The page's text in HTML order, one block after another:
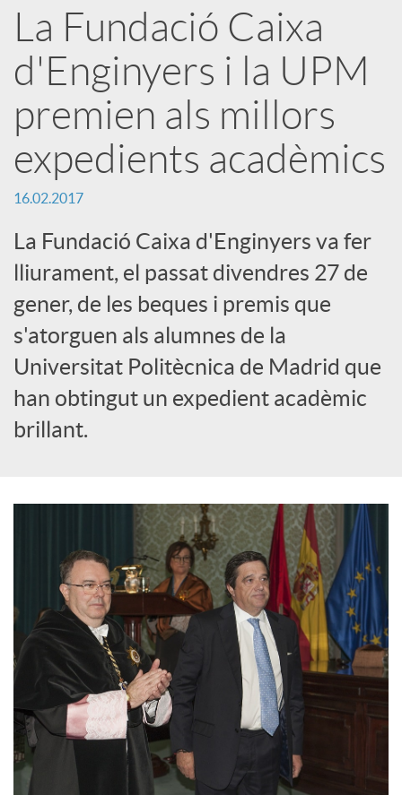
X
a
r
x
e
s
S
o
c
a
l
s
La Fundació Caixa
d'Enginyers i la UPM
premien als millors
expedients acadèmics
16.02.2017
La Fundació Caixa d'Enginyers va fer
lliurament, el passat divendres 27 de
gener, de les beques i premis que
s'atorguen als alumnes de la
Universitat Politècnica de Madrid que
han obtingut un expedient acadèmic
brillant.